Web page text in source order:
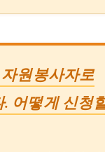
원봉사자로
어떻게 신청